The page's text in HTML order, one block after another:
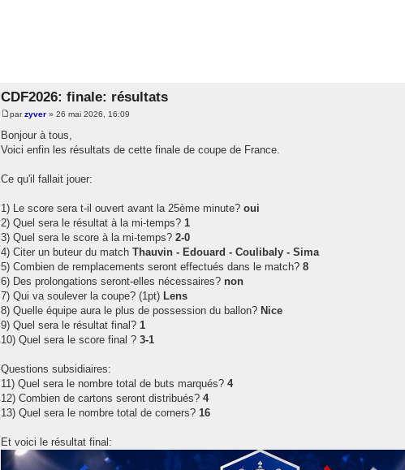
CDF2026: finale: résultats
M
s
s
e
parzyver» 26 mai 2026, 16:09
Bonjour à tous,
Voici enfin les résultats de cette finale de coupe de France.
Ce qu'il fallait jouer:
1) Le score sera t-il ouvert avant la 25ème minute? oui
2) Quel sera le résultat à la mi-temps? 1
3) Quel sera le score à la mi-temps? 2-0
4) Citer un buteur du match Thauvin - Edouard - Coulibaly - Sima
5) Combien de remplacements seront effectués dans le match? 8
6) Des prolongations seront-elles nécessaires? non
7) Qui va soulever la coupe? (1pt) Lens
8) Quelle équipe aura le plus de possession du ballon? Nice
9) Quel sera le résultat final? 1
10) Quel sera le score final ? 3-1
Questions subsidiaires:
11) Quel sera le nombre total de buts marqués? 4
12) Combien de cartons seront distribués? 4
13) Quel sera le nombre total de corners? 16
Et voici le résultat final: